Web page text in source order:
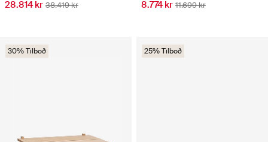
28.814 kr 38.419 kr 8.774 kr 11.699 kr
30% Tilboð 25% Tilboð